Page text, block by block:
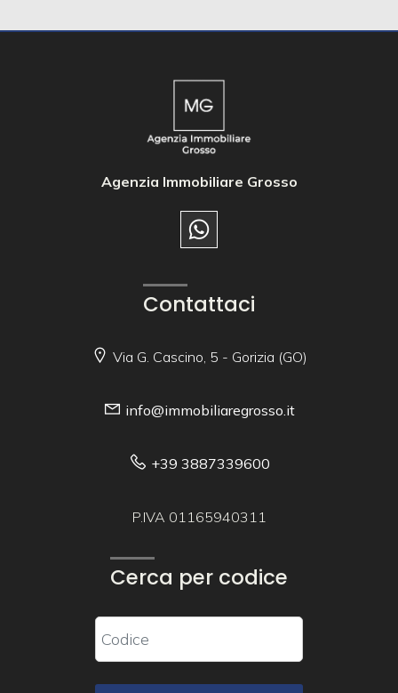
Agenzia Immobiliare Grosso
Contattaci
Via G. Cascino, 5 - Gorizia (GO)
info@immobiliaregrosso.it
+39 3887339600
P.IVA 01165940311
Cerca per codice